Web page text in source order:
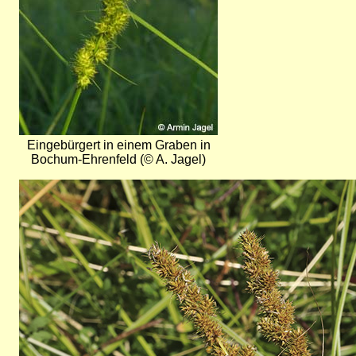
Eingebürgert in einem Graben in
Bochum-Ehrenfeld (© A. Jagel)
Bild